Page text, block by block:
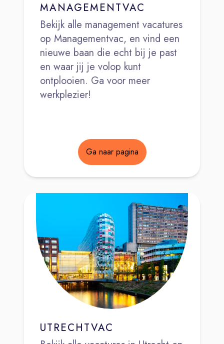
MANAGEMENTVAC
Bekijk alle management vacatures
op Managementvac, en vind een
nieuwe baan die echt bij je past
en waar jij je volop kunt
ontplooien. Ga voor meer
werkplezier!
Ga naar pagina
UTRECHTVAC